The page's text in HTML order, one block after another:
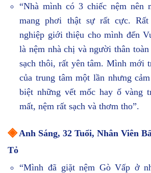
“Nhà mình có 3 chiếc nệm nên
mang phơi thật sự rất cực.
nghiệp giới thiệu cho mình đến
là nệm nhà chị và người thân
sạch thôi, rất yên tâm. Mình mới
của trung tâm một lần nhưng
biệt những vết mốc hay ố vàng
mất, nệm rất sạch và thơm tho”.
◈Anh Sáng, 32 Tuổi, Nhân Viên
Tỏ
“Mình đã giặt nệm Gò Vấp ở